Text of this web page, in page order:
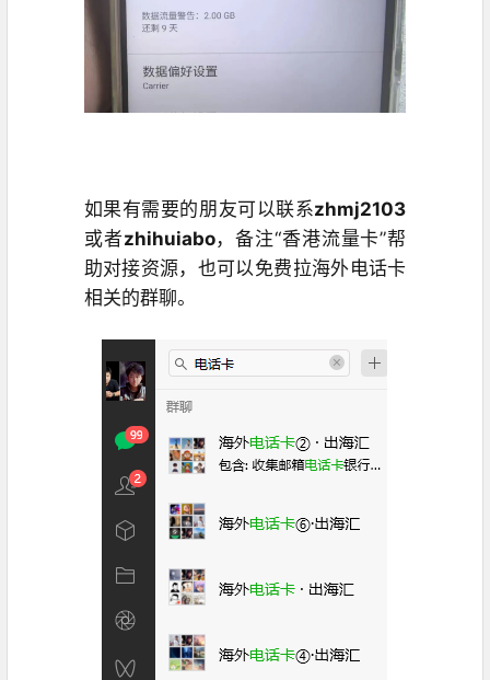
如果有需要的朋友可以联系zhmj2103
或者zhihuiabo，备注“香港流量卡”帮
助对接资源，也可以免费拉海外电话卡
相关的群聊。